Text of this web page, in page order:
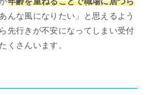
んな風になりたい」と思えるよう
先行きが不安になってしまい受付
くさんいます。